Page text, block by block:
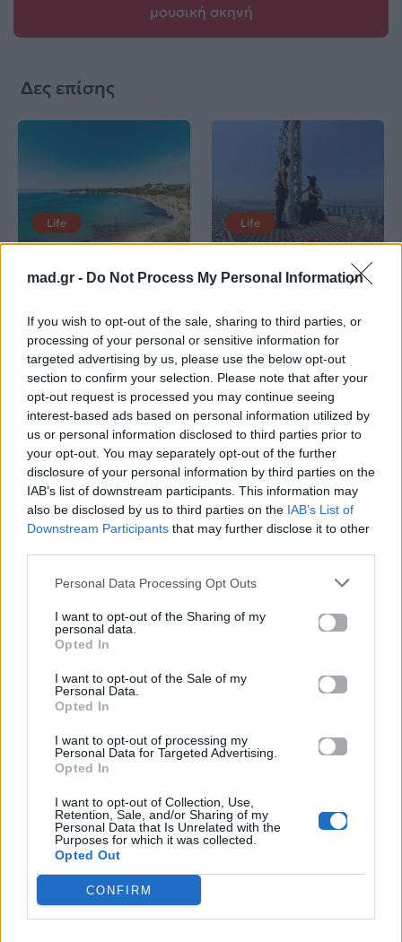
mad.gr - Do Not Process My Personal Information
If you wish to opt-out of the sale, sharing to third parties, or
processing of your personal or sensitive information for
targeted advertising by us, please use the below opt-out
section to confirm your selection. Please note that after your
opt-out request is processed you may continue seeing
interest-based ads based on personal information utilized by
us or personal information disclosed to third parties prior to
your opt-out. You may separately opt-out of the further
disclosure of your personal information by third parties on the
IAB’s list of downstream participants. This information may
also be disclosed by us to third parties on the IAB’s List of
Downstream Participants that may further disclose it to other
Personal Data Processing Opt Outs
I want to opt-out of the Sharing of my
personal data.
Opted In
I want to opt-out of the Sale of my
Personal Data.
Opted In
I want to opt-out of processing my
Personal Data for Targeted Advertising.
Opted In
I want to opt-out of Collection, Use,
Retention, Sale, and/or Sharing of my
Personal Data that Is Unrelated with the
Purposes for which it was collected.
Opted Out
CONFIRM
μουσική σκηνή
Δες επίσης
Life
Καλοκαίρι στην Αττική
με επιφυλάξεις – Ποιες
χαρακτηριστεί
ακατάλληλες
04.07.2026
Life
Το πιο επικίνδυνο
«Will you marry me?»
Το ζευγάρι που
σκαρφάλωσε στο
Empire State Building
02.07.2026
Πανελλαδικές 2026:
βαθμολογιών η
Λαρισαία Ιωάννα
Παπακώστα με 19.780
μόρια
26.06.2026
Μία κάρτα για όλες τις
Life
Πού να μην